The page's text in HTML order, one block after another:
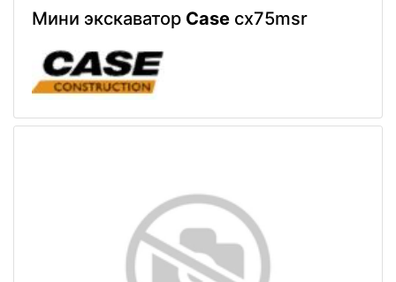
Мини экскаватор Case cx75msr